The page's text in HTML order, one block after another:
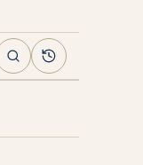
ПоискАрхив